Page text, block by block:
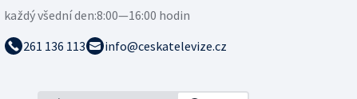
každý všední den:8:00—16:00 hodin
261 136 113
info@ceskatelevize.cz